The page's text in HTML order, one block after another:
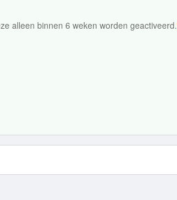
alleen binnen 6 weken worden geactiveerd.